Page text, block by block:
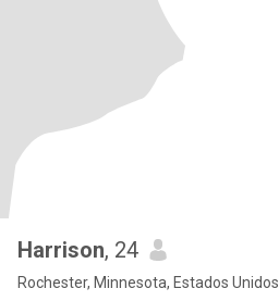
Harrison, 24
Rochester, Minnesota, Estados Unidos